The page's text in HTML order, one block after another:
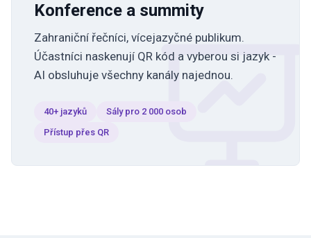
Konference a summity
Zahraniční řečníci, vícejazyčné publikum.
Účastníci naskenují QR kód a vyberou si jazyk -
AI obsluhuje všechny kanály najednou.
40+ jazyků
Sály pro 2 000 osob
Přístup přes QR